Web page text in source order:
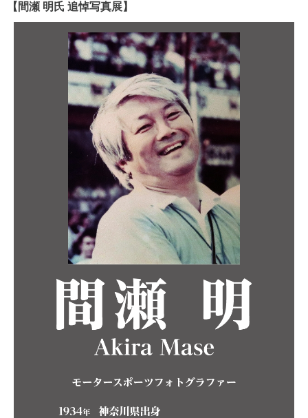
【間瀬 明氏 追悼写真展】